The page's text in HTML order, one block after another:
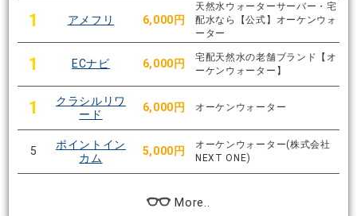
1 アメフリ 6,000円
天然水ウォーターサーバー・宅
配水なら【公式】オーケンウォ
ーター
1 ECナビ 6,000円
宅配天然水の老舗ブランド【オ
ーケンウォーター】
1
クラシルリワ
ード
6,000円 オーケンウォーター
5
ポイントイン
カム
5,000円
オーケンウォーター(株式会社
NEXT ONE)
More..